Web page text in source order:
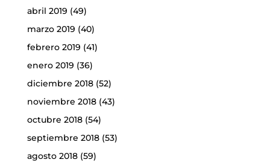
abril 2019 (49)
marzo 2019 (40)
febrero 2019 (41)
enero 2019 (36)
diciembre 2018(52)
noviembre 2018(43)
octubre 2018(54)
septiembre 2018(53)
agosto 2018(59)